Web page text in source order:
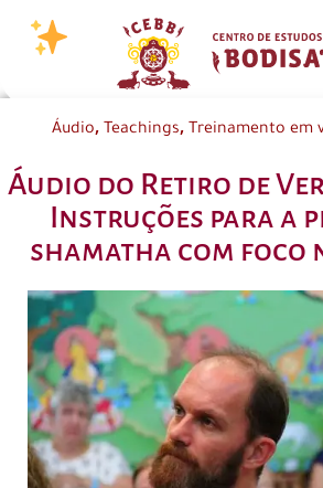
Áudio, Teachings, Treinamento em
Áudio do Retiro de
Instruções para a
shamatha com foco